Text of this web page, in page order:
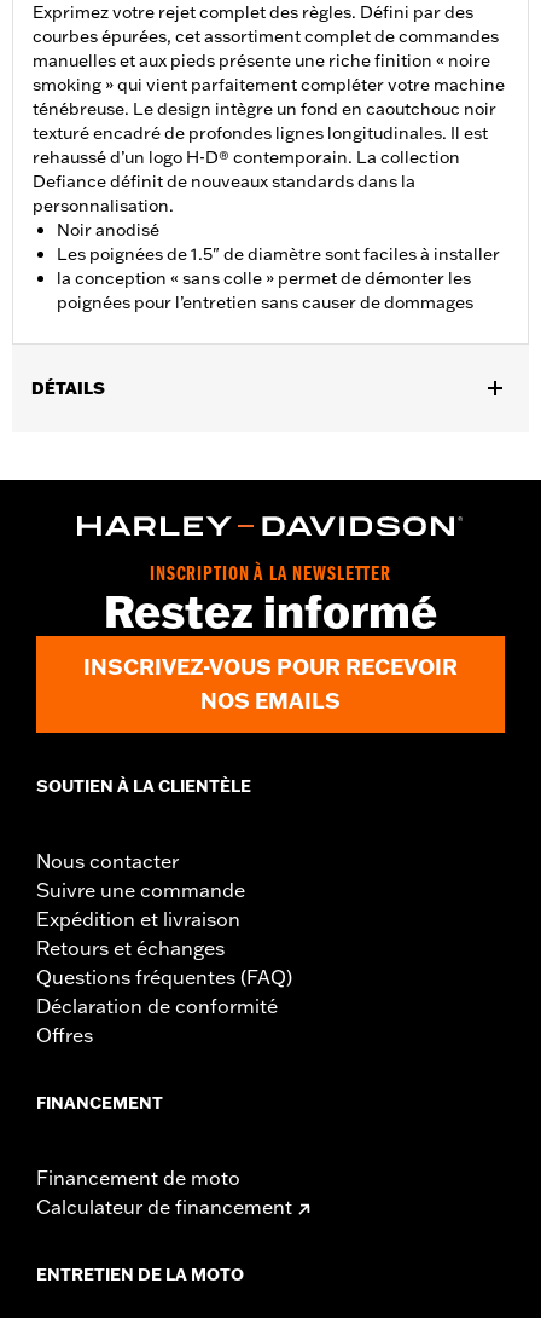
Exprimez votre rejet complet des règles. Défini par des
courbes épurées, cet assortiment complet de commandes
manuelles et aux pieds présente une riche finition « noire
smoking » qui vient parfaitement compléter votre machine
ténébreuse. Le design intègre un fond en caoutchouc noir
texturé encadré de profondes lignes longitudinales. Il est
rehaussé d’un logo H-D® contemporain. La collection
Defiance définit de nouveaux standards dans la
personnalisation.
Noir anodisé
Les poignées de 1.5" de diamètre sont faciles à installer
la conception « sans colle » permet de démonter les
poignées pour l’entretien sans causer de dommages
DÉTAILS
(sauf FLTRXSE à partir de 2018) et Trike à partir de 2008.
Instructions d’installation
Defiance
1.5
Unité de mesure de diamètre de matériau:Pouces
Vendu à l'unité:Paire
Poignées gauche et droite
INSCRIPTION À LA NEWSLETTER
Restez informé
INSCRIVEZ-VOUS POUR RECEVOIR
NOS EMAILS
SOUTIEN À LA CLIENTÈLE
Nous contacter
Suivre une commande
Expédition et livraison
Retours et échanges
Questions fréquentes (FAQ)
Déclaration de conformité
Offres
FINANCEMENT
Financement de moto
Calculateur de financement
ENTRETIEN DE LA MOTO